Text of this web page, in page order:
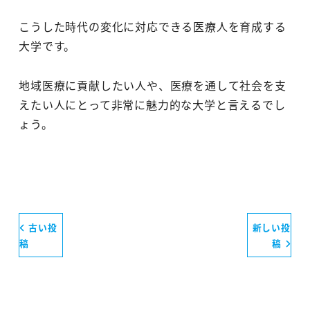
こうした時代の変化に対応できる医療人を育成する
大学です。
地域医療に貢献したい人や、医療を通して社会を支
えたい人にとって非常に魅力的な大学と言えるでし
ょう。
古い投
稿
新しい投
稿